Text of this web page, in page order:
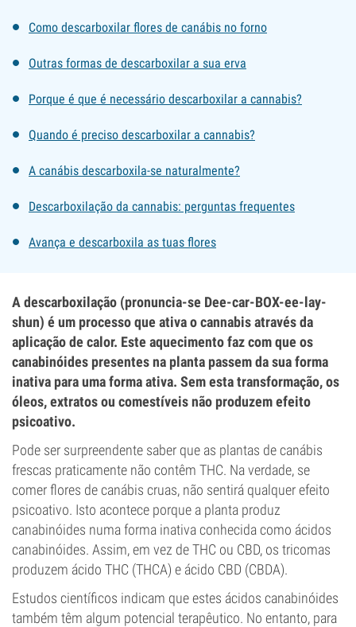
Como descarboxilar flores de canábis no forno
Outras formas de descarboxilar a sua erva
Porque é que é necessário descarboxilar a cannabis?
Quando é preciso descarboxilar a cannabis?
A canábis descarboxila-se naturalmente?
Descarboxilação da cannabis: perguntas frequentes
Avança e descarboxila as tuas flores
A descarboxilação (pronuncia-se Dee-car-BOX-ee-lay-
shun) é um processo que ativa o cannabis através da
aplicação de calor. Este aquecimento faz com que os
canabinóides presentes na planta passem da sua forma
inativa para uma forma ativa. Sem esta transformação, os
óleos, extratos ou comestíveis não produzem efeito
psicoativo.
Pode ser surpreendente saber que as plantas de canábis
frescas praticamente não contêm THC. Na verdade, se
comer flores de canábis cruas, não sentirá qualquer efeito
psicoativo. Isto acontece porque a planta produz
canabinóides numa forma inativa conhecida como ácidos
canabinóides. Assim, em vez de THC ou CBD, os tricomas
produzem ácido THC (THCA) e ácido CBD (CBDA).
Estudos científicos indicam que estes ácidos canabinóides
também têm algum potencial terapêutico. No entanto, para